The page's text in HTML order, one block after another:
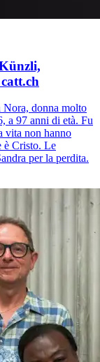
Nora, donna molto
a 97 anni di età. Fu
vita non hanno
è Cristo. Le
per la perdita.